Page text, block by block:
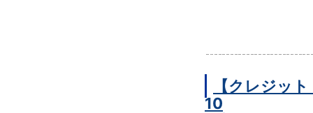
【クレジッ
10